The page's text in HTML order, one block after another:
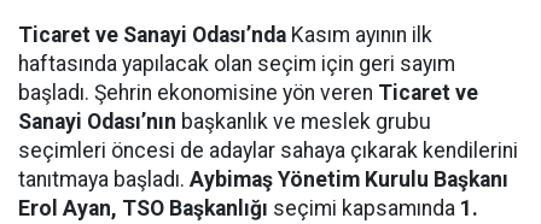
Ticaret ve Sanayi Odası’nda Kasım ayının ilk
haftasında yapılacak olan seçim için geri sayım
başladı. Şehrin ekonomisine yön veren Ticaret ve
Sanayi Odası’nın başkanlık ve meslek grubu
seçimleri öncesi de adaylar sahaya çıkarak kendilerini
tanıtmaya başladı. Aybimaş Yönetim Kurulu Başkanı
Erol Ayan, TSO Başkanlığı seçimi kapsamında 1.